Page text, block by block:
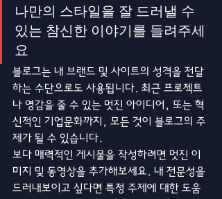
나만의 스타일을 잘 드러낼 수
있는 참신한 이야기를 들려주세
요
블로그는 내 브랜드 및 사이트의 성격을 전달
하는 수단으로도 사용됩니다. 최근 프로젝트
나 영감을 줄 수 있는 멋진 아이디어, 또는 혁
신적인 기업문화까지, 모든 것이 블로그의 주
제가 될 수 있습니다.
보다 매력적인 게시물을 작성하려면 멋진 이
미지 및 동영상을 추가해보세요. 내 전문성을
드러내보이고 싶다면 특정 주제에 대한 도움